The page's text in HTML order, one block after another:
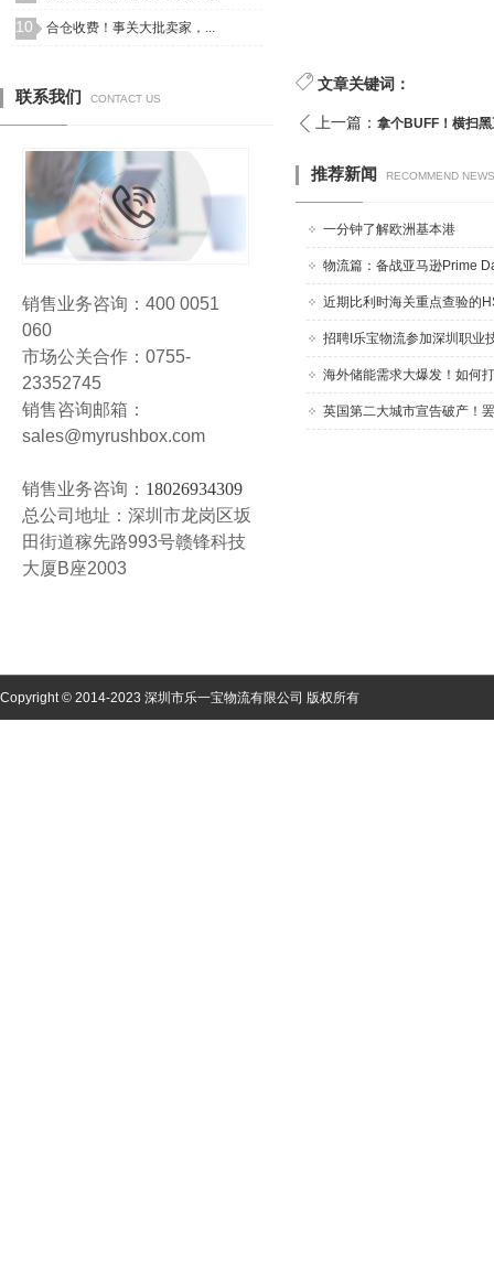
10 合仓收费！事关大批卖家，...
联系我们 CONTACT US
销售业务咨询：400 0051
060
市场公关合作：0755-
23352745
销售咨询邮箱：
sales@myrushbox.com
销售业务咨询： 18026934309
总公司地址：深圳市龙岗区坂
田街道稼先路993号赣锋科技
大厦B座2003
文章关键词：
上一篇： 拿个BUFF！横扫
推荐新闻 RECOMMEND NEWS
一分钟了解欧洲基本港
物流篇：备战亚马逊Prime
近期比利时海关重点查验的
招聘I乐宝物流参加深圳职业
海外储能需求大爆发！如何
英国第二大城市宣告破产！
Copyright © 2014-2023 深圳市乐一宝物流有限公司 版权所有